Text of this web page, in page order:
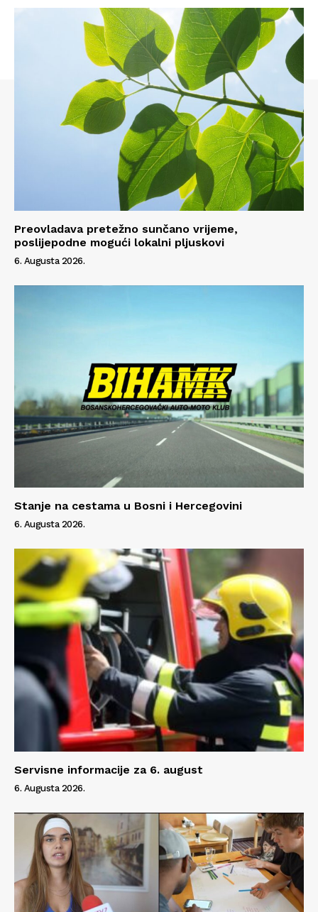
Kontakt
Preovladava pretežno sunčano vrijeme,
poslijepodne mogući lokalni pljuskovi
6. Augusta 2026.
Stanje na cestama u Bosni i Hercegovini
6. Augusta 2026.
Servisne informacije za 6. august
6. Augusta 2026.